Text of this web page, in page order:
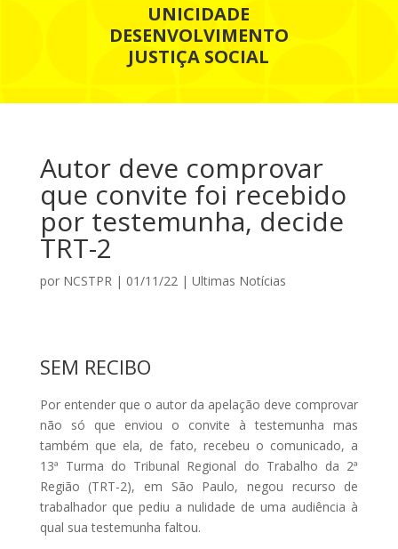
UNICIDADE
DESENVOLVIMENTO
JUSTIÇA SOCIAL
Autor deve comprovar
que convite foi recebido
por testemunha, decide
TRT-2
por NCSTPR| 01/11/22| Ultimas Notícias
SEM RECIBO
Por entender que o autor da apelação deve comprovar
não só que enviou o convite à testemunha mas
também que ela, de fato, recebeu o comunicado, a
13ª Turma do Tribunal Regional do Trabalho da 2ª
Região (TRT-2), em São Paulo, negou recurso de
trabalhador que pediu a nulidade de uma audiência à
qual sua testemunha faltou.